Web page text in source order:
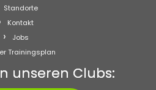
Standorte
Kontakt
Jobs
Trainingsplan
unseren Clubs: